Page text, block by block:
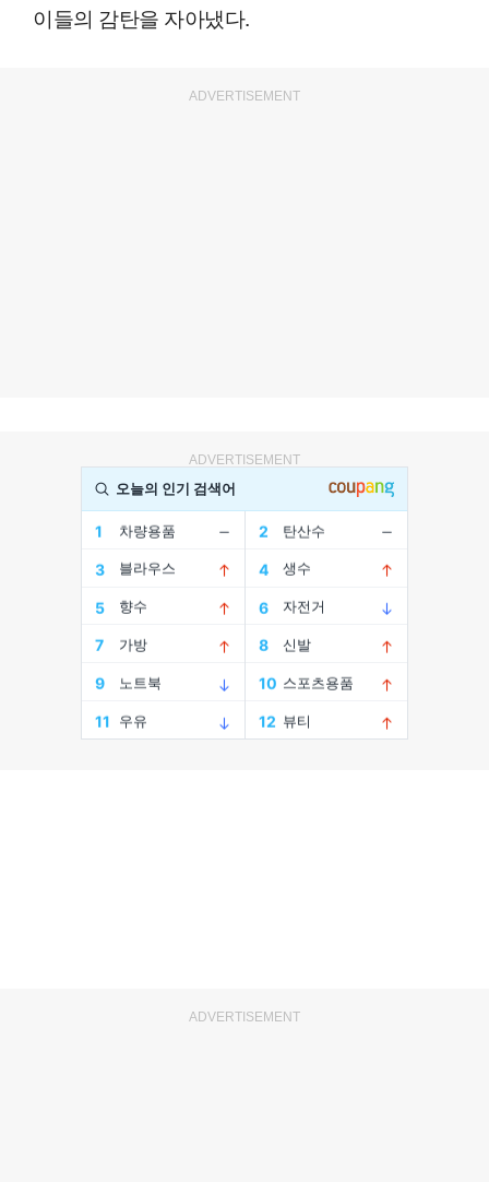
이들의 감탄을 자아냈다.
ADVERTISEMENT
ADVERTISEMENT
ADVERTISEMENT